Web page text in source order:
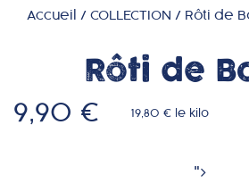
Nos Box
Charcuterie
Qui sommes
Accueil / COLLECTION / Rôti de
Rôti de
9,90 € 19,80 € le kilo
">